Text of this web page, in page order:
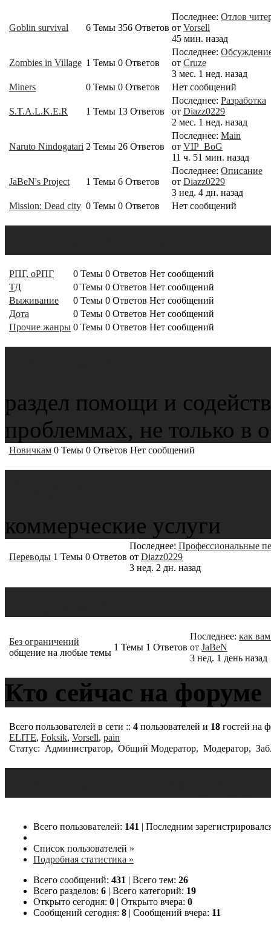
Goblin survival 6 Темы 356 Ответов
Последнее: Отлов
от Vorsell
45 мин. назад
Zombies in Village 1 Темы 0 Ответов
Последнее:
от Cruze
3 мес. 1 нед. назад
Miners
0 Темы 0 Ответов Нет сообщений
S.T.A.L.K.E.R 1 Темы 13 Ответов
Последнее: Разработка
от Diazz0229
2 мес. 1 нед. назад
Naruto Nindogatari 2 Темы 26 Ответов
Последнее: Main
от VIP_BoG
11 ч. 51 мин. назад
JaBeN's Project 1 Темы 6 Ответов
Последнее: Описание
от Diazz0229
3 нед. 4 дн. назад
Mission: Dead city 0 Темы 0 Ответов Нет сообщений
РПГ, оРПГ 0 Темы 0 Ответов Нет сообщений
ТД
0 Темы 0 Ответов Нет сообщений
Выживание
0 Темы 0 Ответов Нет сообщений
Дота
0 Темы 0 Ответов Нет сообщений
Прочие жанры 0 Темы 0 Ответов Нет сообщений
раздел помощи и
проблеммах, не только в
Новичкам 0 Темы 0 Ответов Нет сообщений
коммерческие услуги
Переводы 1 Темы 0 Ответов
Последнее: Профессиональные
от Diazz0229
3 нед. 2 дн. назад
Без ограничений
общение на любые темы
1 Темы 1 Ответов
Последнее: как
от JaBeN
3 нед. 1 день назад
Кто сейчас на форуме
Всего пользователей в сети :: 4 пользователей и 18 гостей на
ELITE, Foksik, Vorsell, pain
Статус: Администратор, Общий Модератор, Модератор,
Всего пользователей: 141 | Последним
Список пользователей »
Подробная статистика »
Всего сообщений: 431 | Всего тем: 26
Всего разделов: 6 | Всего категорий: 19
Открыто сегодня: 0 | Открыто вчера: 0
Сообщений сегодня: 8 | Сообщений вчера: 11